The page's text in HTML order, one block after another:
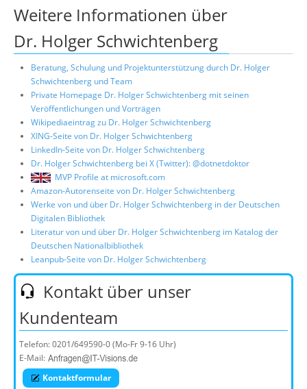
Weitere Informationen über
Dr. Holger Schwichtenberg
Beratung, Schulung und Projektunterstützung durch Dr. Holger
Schwichtenberg und Team
Private Homepage Dr. Holger Schwichtenberg mit seinen
Veröffentlichungen und Vorträgen
Wikipediaeintrag zu Dr. Holger Schwichtenberg
XING-Seite von Dr. Holger Schwichtenberg
LinkedIn-Seite von Dr. Holger Schwichtenberg
Dr. Holger Schwichtenberg bei X (Twitter): @dotnetdoktor
MVP Profile at microsoft.com
Amazon-Autorenseite von Dr. Holger Schwichtenberg
Werke von und über Dr. Holger Schwichtenberg in der Deutschen
Digitalen Bibliothek
Literatur von und über Dr. Holger Schwichtenberg im Katalog der
Deutschen Nationalbibliothek
Leanpub-Seite von Dr. Holger Schwichtenberg
Kontakt über unser
Kundenteam
Telefon:0201/649590-0(Mo-Fr 9-16 Uhr)
E-Mail:
Kontaktformular